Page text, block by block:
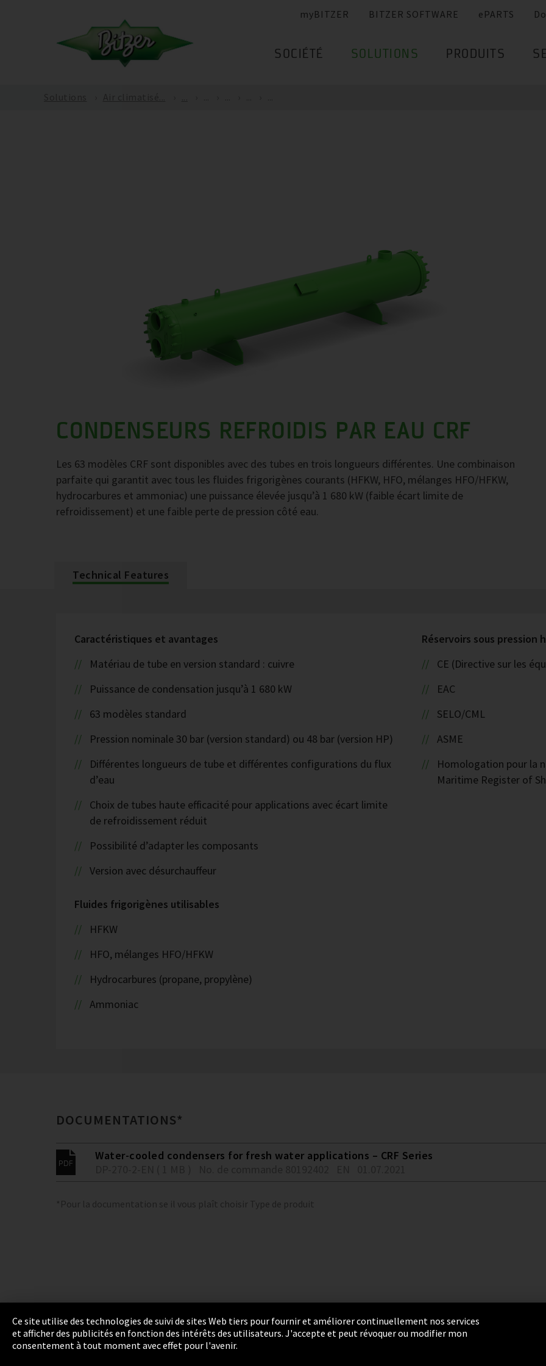
myBITZER BITZER SOFTWARE ePARTS
SOCIÉTÉ SOLUTIONS PRODUITS
CONDENSEURS REFROIDIS PAR EAU CRF
Les 63 modèles CRF sont disponibles avec des tubes en trois longueurs différentes. Une combinaison
parfaite qui garantit avec tous les fluides frigorigènes courants (HFKW, HFO, mélanges HFO/HFKW,
hydrocarbures et ammoniac) une puissance élevée jusqu’à 1 680 kW (faible écart limite de
refroidissement) et une faible perte de pression côté eau.
Technical Features
Caractéristiques et avantages
Matériau de tube en version standard : cuivre
Puissance de condensation jusqu’à 1 680 kW
63 modèles standard
Pression nominale 30 bar (version standard) ou 48 bar (version HP)
Différentes longueurs de tube et différentes configurations du flux
d’eau
Choix de tubes haute efficacité pour applications avec écart limite
de refroidissement réduit
Possibilité d’adapter les composants
Version avec désurchauffeur
Fluides frigorigènes utilisables
HFKW
HFO, mélanges HFO/HFKW
Hydrocarbures (propane, propylène)
Ammoniac
Réservoirs sous pression
CE (Directive sur les
EAC
SELO/CML
ASME
Homologation pour la
Maritime Register of
DOCUMENTATIONS*
Water-cooled condensers for fresh water applications – CRF Series
*Pour la documentation se il vous plaît choisir Type de produit
Empreinte Politique de confidentialité
Ce site utilise des technologies de suivi de sites Web tiers pour fournir et améliorer continuellement nos services
et afficher des publicités en fonction des intérêts des utilisateurs. J'accepte et peut révoquer ou modifier mon
consentement à tout moment avec effet pour l'avenir.